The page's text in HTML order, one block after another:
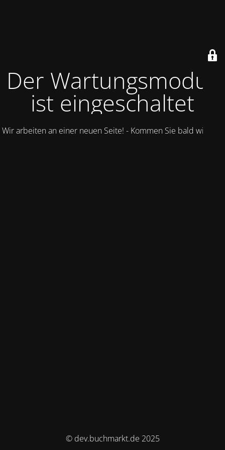
Der Wartungsmodus
ist eingeschaltet
Wir arbeiten an einer neuen Seite! - Kommen Sie bald wieder.
© dev.buchmarkt.de 2025